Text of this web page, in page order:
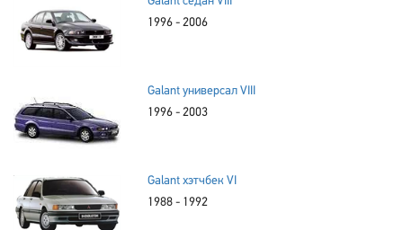
1996 - 2006
Galant универсал VIII
1996 - 2003
Galant хэтчбек VI
1988 - 1992